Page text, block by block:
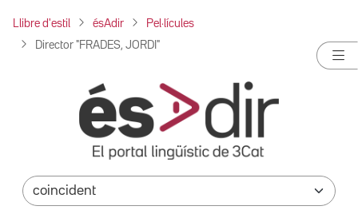
Llibre d'estil ésAdir Pel·lícules
Director "FRADES, JORDI"